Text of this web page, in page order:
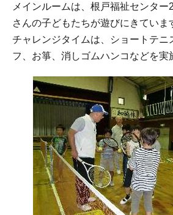
メインルームは、根戸福祉センター
さんの子どもたちが遊びにきていま
チャレンジタイムは、ショートテニ
フ、お箏、消しゴムハンコなどを実